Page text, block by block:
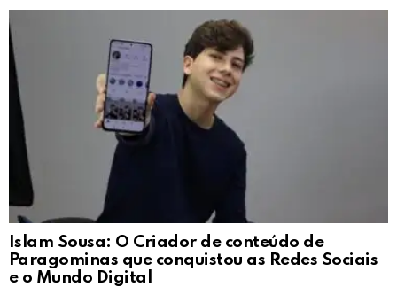
Islam Sousa: O Criador de conteúdo de
Paragominas que conquistou as Redes Sociais
e o Mundo Digital